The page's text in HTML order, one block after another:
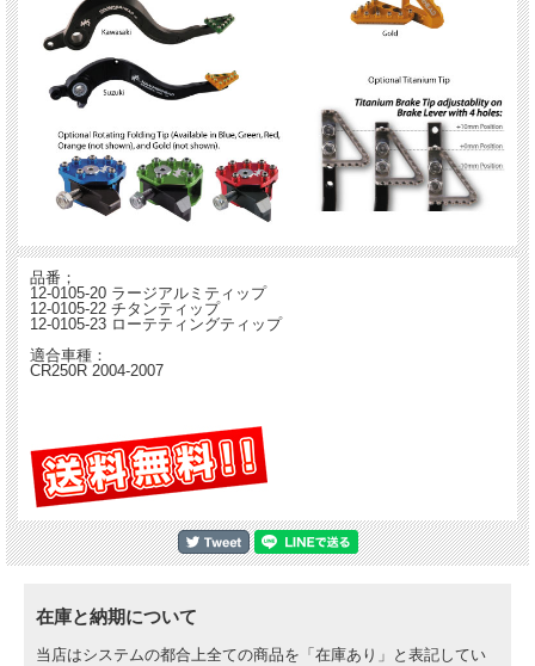
品番；
12-0105-20 ラージアルミティップ
12-0105-22 チタンティップ
12-0105-23 ローテティングティップ
適合車種：
CR250R 2004-2007
在庫と納期について
当店はシステムの都合上全ての商品を「在庫あり」と表記してい